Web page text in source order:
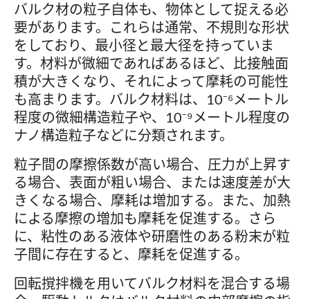
バルク材の粒子自体も、物体として捉える必
要があります。これらは通常、不規則な形状
をしており、最小径と最大径を持っていま
す。材料が微細であればあるほど、比接触面
積が大きくなり、それによって摩耗の可能性
も高まります。バルク材料は、10⁻⁶メートル
程度の微細構造粒子や、10⁻⁹メートル程度の
ナノ構造粒子などに分類されます。
粒子間の摩擦係数が高い場合、圧力が上昇す
る場合、表面が粗い場合、または速度差が大
きくなる場合、摩耗は増加する。また、加熱
による摩擦の増加も摩耗を促進する。さら
に、粘性のある液体や研磨性のある粉末が粒
子間に存在すると、摩耗を促進する。
回転撹拌機を用いてバルク材料を混合する場